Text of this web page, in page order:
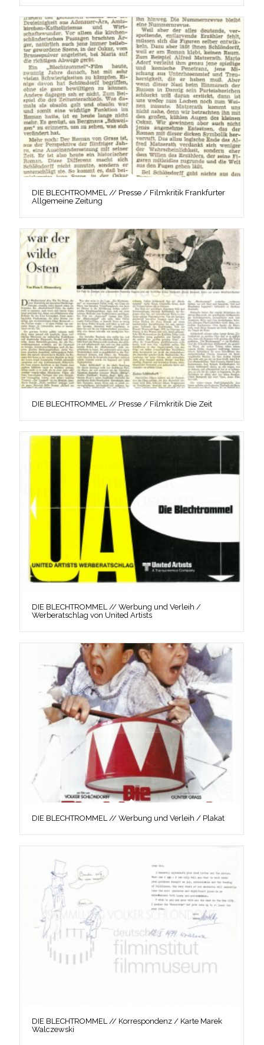
DIE BLECHTROMMEL // Presse / Filmkritik Frankfurter
Allgemeine Zeitung
DIE BLECHTROMMEL // Presse / Filmkritik Die Zeit
DIE BLECHTROMMEL // Werbung und Verleih /
Werberatschlag von United Artists
DIE BLECHTROMMEL // Werbung und Verleih / Plakat
DIE BLECHTROMMEL // Korrespondenz / Karte Marek
Walczewski